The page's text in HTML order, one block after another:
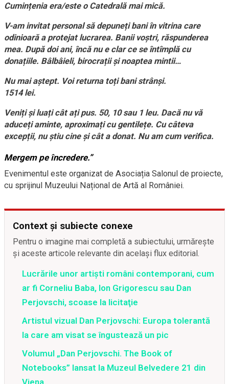
Cumințenia era/este o Catedrală mai mică.
V-am invitat personal să depuneți bani în vitrina care
odinioară a protejat lucrarea. Banii voștri, răspunderea
mea. După doi ani, încă nu e clar ce se întîmplă cu
donațiile. Bâlbâieli, birocrații și noaptea mintii…
Nu mai aștept. Voi returna toți bani strânși.
1514 lei.
Veniți și luați cât ați pus. 50, 10 sau 1 leu. Dacă nu vă
aduceți aminte, aproximați cu gentilețe. Cu câteva
excepții, nu știu cine și cât a donat. Nu am cum verifica.
Mergem pe încredere.”
Evenimentul este organizat de Asociația Salonul de proiecte,
cu sprijinul Muzeului Național de Artă al României.
Context și subiecte conexe
Pentru o imagine mai completă a subiectului, urmărește
și aceste articole relevante din același flux editorial.
Lucrările unor artişti români contemporani, cum
ar fi Corneliu Baba, Ion Grigorescu sau Dan
Perjovschi, scoase la licitaţie
Artistul vizual Dan Perjovschi: Europa tolerantă
la care am visat se îngustează un pic
Volumul „Dan Perjovschi. The Book of
Notebooks” lansat la Muzeul Belvedere 21 din
Viena